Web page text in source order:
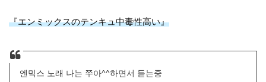
『エンミックスのテンキュ中毒性高い』
엔믹스 노래 나는 쭈아^^하면서 듣는중